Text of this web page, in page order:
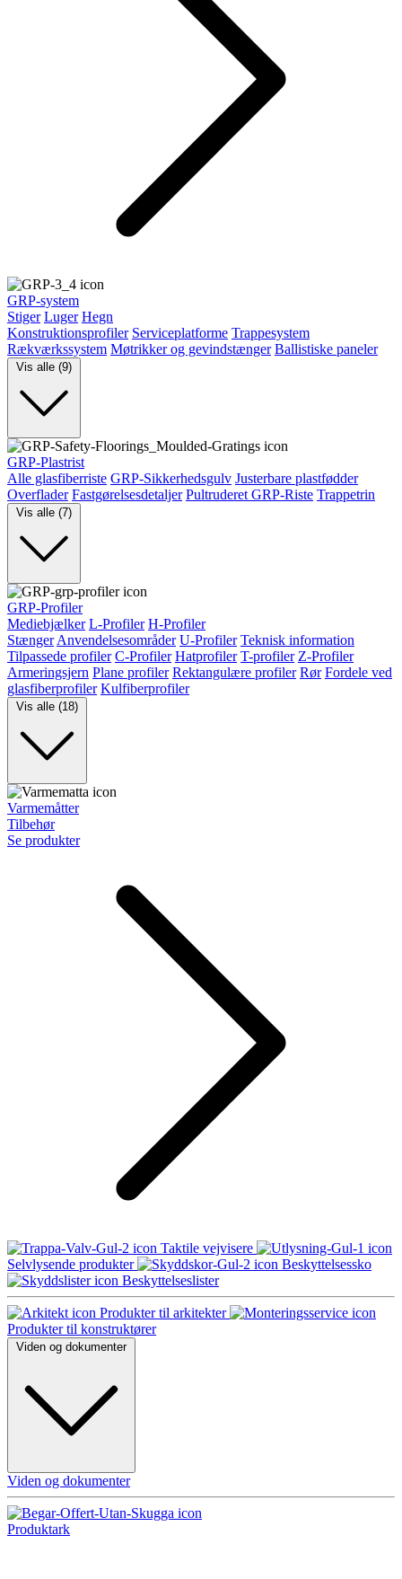
GRP-system
Stiger Luger Hegn
Konstruktionsprofiler Serviceplatforme Trappesystem
Rækværkssystem Møtrikker og gevindstænger Ballistiske paneler
Vis alle (9)
GRP-Plastrist
Alle glasfiberriste GRP-Sikkerhedsgulv Justerbare plastfødder
Overflader Fastgørelsesdetaljer Pultruderet GRP-Riste Trappetrin
Vis alle (7)
GRP-Profiler
Mediebjælker L-Profiler H-Profiler
Stænger Anvendelsesområder U-Profiler Teknisk information
Tilpassede profiler C-Profiler Hatprofiler T-profiler Z-Profiler
Armeringsjern Plane profiler Rektangulære profiler Rør Fordele ved
glasfiberprofiler Kulfiberprofiler
Vis alle (18)
Varmemåtter
Tilbehør
Se produkter
Taktile vejvisere
Selvlysende produkter
Beskyttelsessko
Beskyttelseslister
Produkter til arkitekter
Produkter til konstruktører
Viden og dokumenter
Viden og dokumenter
Produktark